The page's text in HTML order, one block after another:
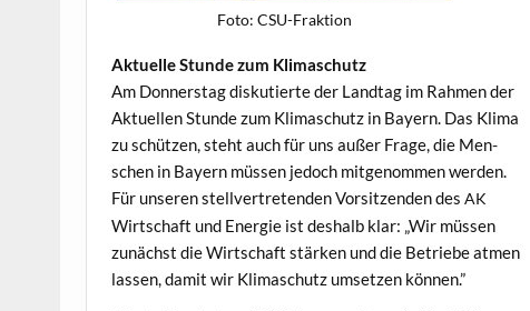
Foto: CSU-Frak­tion
Aktuelle Stunde zum Klimaschutz
Am Don­ner­stag disku­tierte der Land­tag im Rah­men der
Aktuellen Stunde zum Kli­maschutz in Bay­ern. Das Kli­ma
zu schützen, ste­ht auch für uns außer Frage, die Men­
schen in Bay­ern müssen jedoch mitgenom­men wer­den.
Für unseren stel­lvertre­tenden Vor­sitzen­den des AK
Wirtschaft und Energie ist deshalb klar: „Wir müssen
zunächst die Wirtschaft stärken und die Betriebe atmen
lassen, damit wir Kli­maschutz umset­zen können.”